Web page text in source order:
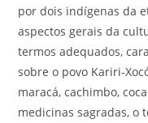
por dois indígenas da
aspectos gerais da
termos adequados,
sobre o povo Kariri-
maracá, cachimbo,
medicinas sagradas, o